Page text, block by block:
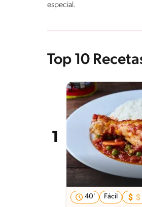
especial.
Top 10
40' Fácil